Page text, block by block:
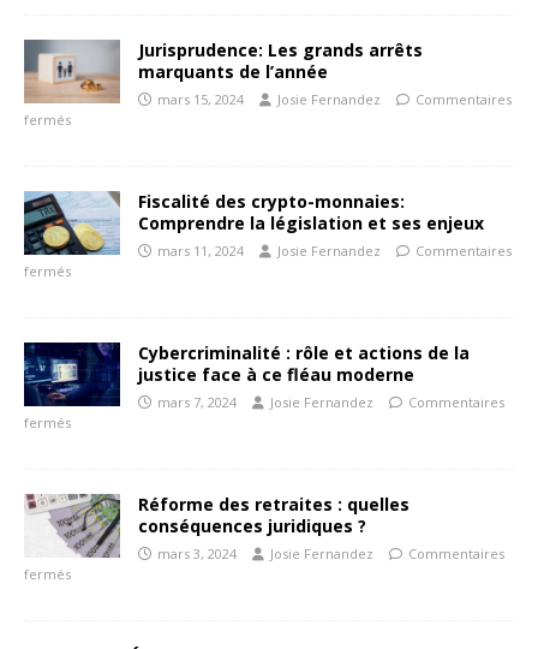
Jurisprudence: Les grands arrêts
marquants de l’année
mars 15, 2024 Josie Fernandez
Commentaires
fermés
Fiscalité des crypto-monnaies:
Comprendre la législation et ses enjeux
mars 11, 2024 Josie Fernandez
Commentaires
fermés
Cybercriminalité : rôle et actions de la
justice face à ce fléau moderne
mars 7, 2024 Josie Fernandez
Commentaires
fermés
Réforme des retraites : quelles
conséquences juridiques ?
mars 3, 2024 Josie Fernandez
Commentaires
fermés